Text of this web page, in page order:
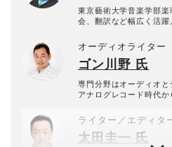
東京藝術大学音楽学部
会、翻訳など幅広く活躍。
オーディオライター
ゴン川野 氏
専門分野はオーディオ
アナログレコード時代か
まで守備範囲は広く、
を愛用する。現在は「
筆中。
ライター／エディタ
太田圭一 氏